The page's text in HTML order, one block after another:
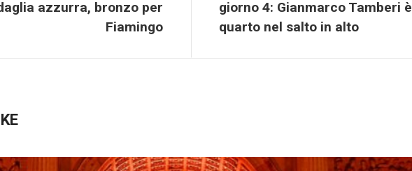
azzurra, bronzo per
Fiamingo
giorno 4: Gianmarco Tamberi è
quarto nel salto in alto